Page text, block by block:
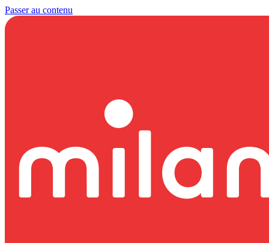
Passer au contenu